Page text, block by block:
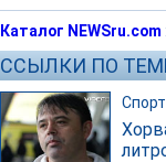
Каталог NEWSru.com
ССЫЛКИ ПО
Спорт